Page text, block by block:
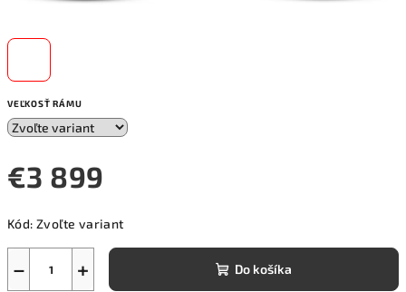
VEĽKOSŤ RÁMU
€3 899
cena:
Kód: Zvoľte variant
+
− Do košíka